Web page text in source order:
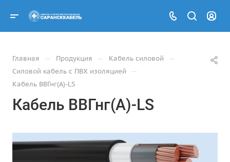
Главная — Продукция — Кабель силовой —
Силовой кабель с ПВХ изоляцией —
Кабель ВВГнг(А)-LS
Кабель ВВГнг(А)-LS